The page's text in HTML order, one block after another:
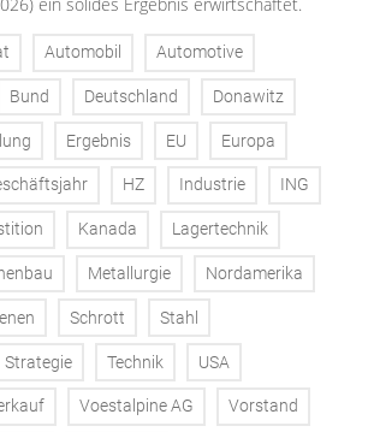
Automobil Automotive
Bund Deutschland Donawitz
Ergebnis EU Europa
HZ Industrie ING
Kanada Lagertechnik
Metallurgie Nordamerika
Schrott Stahl
Strategie Technik USA
Voestalpine AG Vorstand